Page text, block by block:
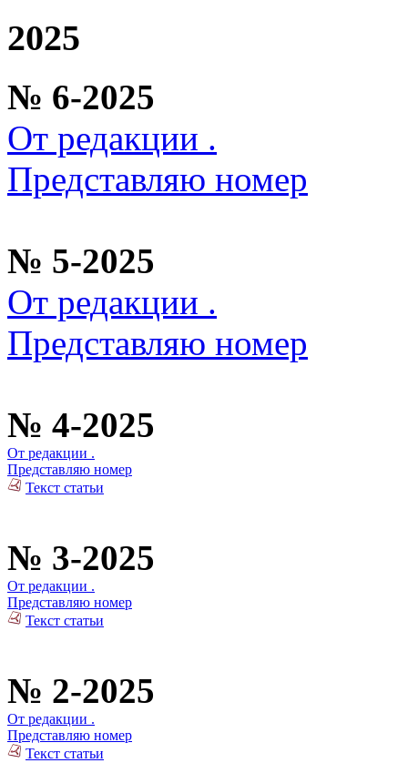
2025
№ 6-2025
От редакции .
Представляю номер
№ 5-2025
От редакции .
Представляю номер
№ 4-2025
От редакции .
Представляю номер
Текст статьи
№ 3-2025
От редакции .
Представляю номер
Текст статьи
№ 2-2025
От редакции .
Представляю номер
Текст статьи